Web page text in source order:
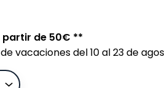
partir de 50€ **
vacaciones del 10 al 23 de